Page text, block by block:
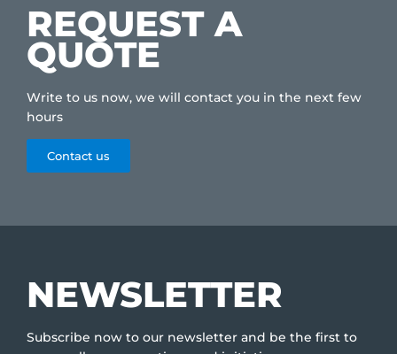
REQUEST A
QUOTE
Write to us now, we will contact you in the next few
hours
Contact us
NEWSLETTER
Subscribe now to our newsletter and be the first to